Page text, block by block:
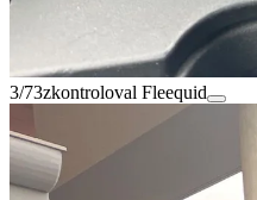
3/73zkontroloval Fleequid